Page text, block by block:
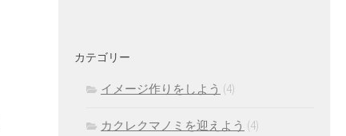
カテゴリー
イメージ作りをしよう (4)
カクレクマノミを迎えよう (4)